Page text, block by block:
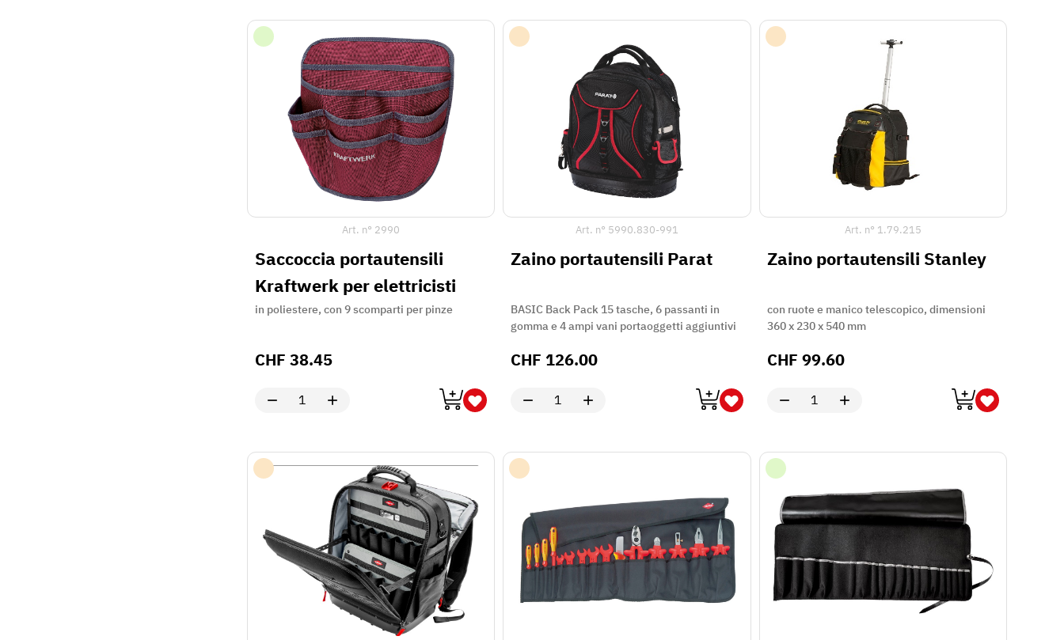
Art. n° 2990
Saccoccia portautensili
Kraftwerk per elettricisti
in poliestere, con 9 scomparti per pinze
CHF 38.45
Art. n° 5990.830-991
Zaino portautensili Parat
BASIC Back Pack 15 tasche, 6 passanti in
gomma e 4 ampi vani portaoggetti aggiuntivi
CHF 126.00
Art. n° 1.79.215
Zaino portautensili Stanley
con ruote e manico telescopico, dimensioni
360 x 230 x 540 mm
CHF 99.60